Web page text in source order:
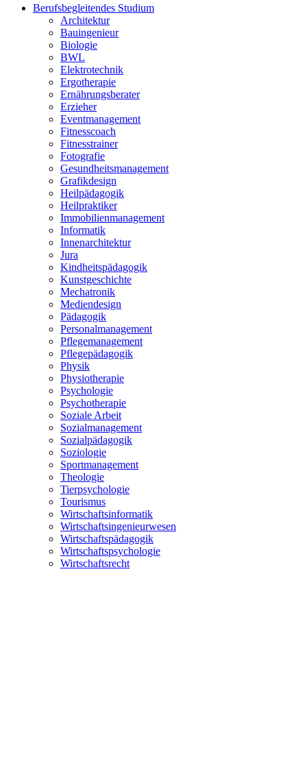
Berufsbegleitendes Studium
Architektur
Bauingenieur
Biologie
BWL
Elektrotechnik
Ergotherapie
Ernährungsberater
Erzieher
Eventmanagement
Fitnesscoach
Fitnesstrainer
Fotografie
Gesundheitsmanagement
Grafikdesign
Heilpädagogik
Heilpraktiker
Immobilienmanagement
Informatik
Innenarchitektur
Jura
Kindheitspädagogik
Kunstgeschichte
Mechatronik
Mediendesign
Pädagogik
Personalmanagement
Pflegemanagement
Pflegepädagogik
Physik
Physiotherapie
Psychologie
Psychotherapie
Soziale Arbeit
Sozialmanagement
Sozialpädagogik
Soziologie
Sportmanagement
Theologie
Tierpsychologie
Tourismus
Wirtschaftsinformatik
Wirtschaftsingenieurwesen
Wirtschaftspädagogik
Wirtschaftspsychologie
Wirtschaftsrecht